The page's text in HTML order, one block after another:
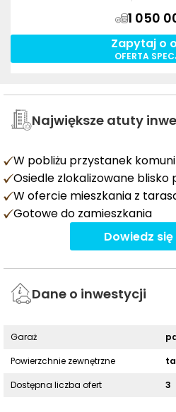
1 050
Zapytaj o
OFERTA
Największe atuty
W pobliżu przystanek
Osiedle zlokalizowane blisko
W ofercie mieszkania z
Gotowe do zamieszkania
Dowiedz
Dane o inwestycji
Garaż
Powierzchnie zewnętrzne
Dostępna liczba ofert
3